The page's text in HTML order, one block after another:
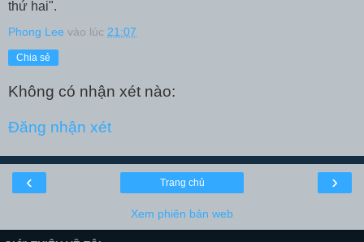
thứ hai".
Phong Lee vào lúc 21:07
Chia sẻ
Không có nhận xét nào:
Đăng nhận xét
‹ ›
Trang chủ
Xem phiên bản web